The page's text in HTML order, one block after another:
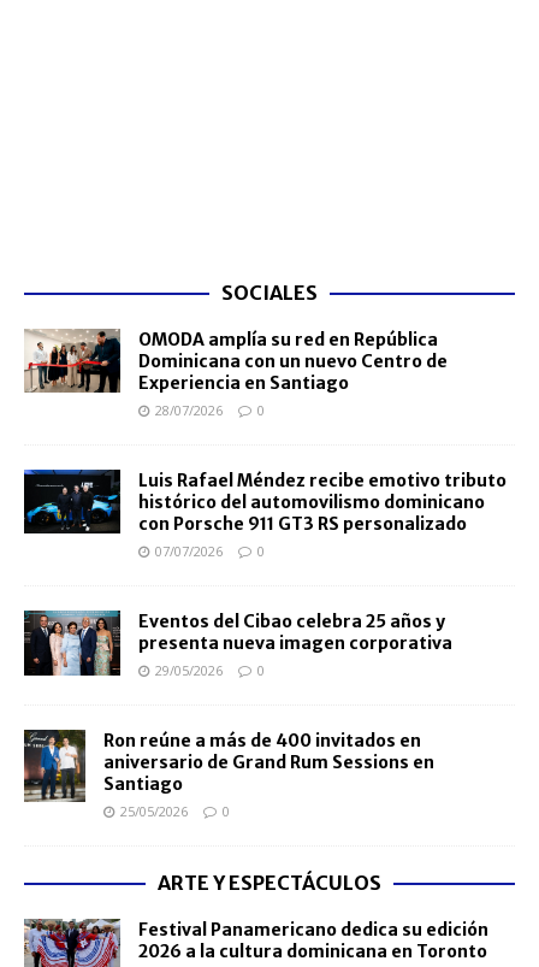
SOCIALES
OMODA amplía su red en República
Dominicana con un nuevo Centro de
Experiencia en Santiago
28/07/2026 0
Luis Rafael Méndez recibe emotivo tributo
histórico del automovilismo dominicano
con Porsche 911 GT3 RS personalizado
07/07/2026 0
Eventos del Cibao celebra 25 años y
presenta nueva imagen corporativa
29/05/2026 0
Ron reúne a más de 400 invitados en
aniversario de Grand Rum Sessions en
Santiago
25/05/2026 0
ARTE Y ESPECTÁCULOS
Festival Panamericano dedica su edición
2026 a la cultura dominicana en Toronto